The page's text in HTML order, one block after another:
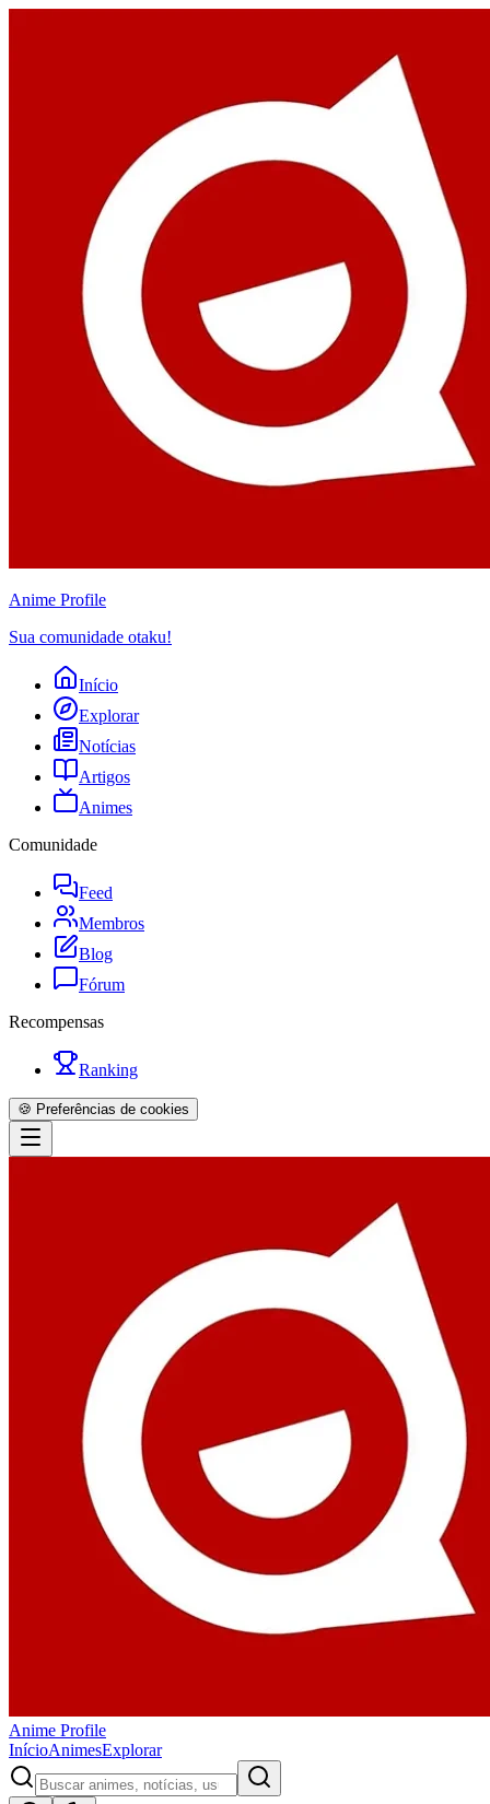
Anime Profile
Sua comunidade otaku!
Início
Explorar
Notícias
Artigos
Animes
Comunidade
Feed
Membros
Blog
Fórum
Recompensas
Ranking
🍪 Preferências de cookies
Anime Profile
InícioAnimesExplorar